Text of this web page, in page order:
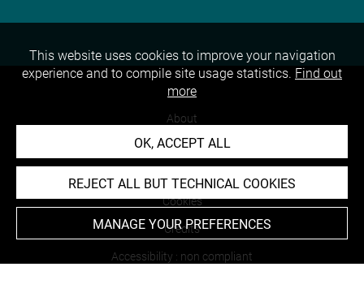
About
Contact Us
Cookies
Credits
Accessibility : non compliant
This website uses cookies to improve your navigation
experience and to compile site usage statistics. Find out
more
OK, ACCEPT ALL
REJECT ALL BUT TECHNICAL COOKIES
MANAGE YOUR PREFERENCES